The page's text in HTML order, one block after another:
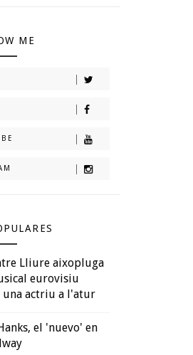
ME
Lliure aixopluga
eurovisiu
una actriu a l'atur
el 'nuevo' en